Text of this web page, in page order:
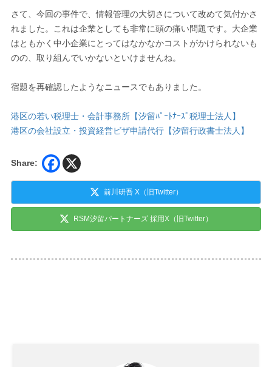
さて、今回の事件で、情報管理の大切さについて改めて気付かさ
れました。これは企業としても非常に頭の痛い問題です。大企業
はともかく中小企業にとってはなかなかコストがかけられないも
のの、取り組んでいかないといけませんね。
宿題を再確認したようなニュースでもありました。
港区の若い税理士・会計事務所【汐留ﾊﾟｰﾄﾅｰｽﾞ税理士法人】
港区の会社設立・投資経営ビザ申請代行【汐留行政書士法人】
Share:
前川研吾 X（旧Twitter）
RSM汐留パートナーズ 採用X（旧Twitter）